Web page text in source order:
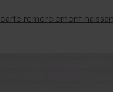
carte remerciement